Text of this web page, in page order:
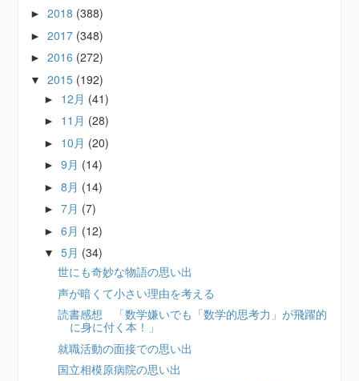
►2018 (388)
►2017 (348)
►2016 (272)
▼2015 (192)
► 12月 (41)
► 11月 (28)
► 10月 (20)
►9月 (14)
►8月 (14)
►7月 (7)
►6月 (12)
▼5月 (34)
世にも奇妙な物語の思い出
声が暗くて小さい理由を考える
読書感想 「数学嫌いでも「数学的思考力」が飛躍的
に身に付く本！」
就職活動の面接での思い出
国立相模原病院の思い出